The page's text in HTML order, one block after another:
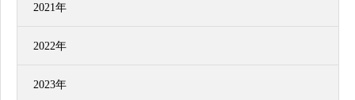
2021年
2022年
2023年